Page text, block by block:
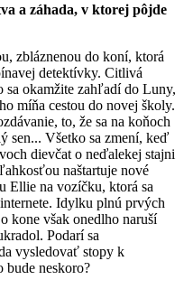
a záhada, v ktorej pôjde
zbláznenou do koní, ktorá
detektívky. Citlivá
sa okamžite zahľadí do Luny,
míňa cestou do novej školy.
to, že sa na koňoch
sen... Všetko sa zmení, keď
dievčat o neďalekej stajni
naštartuje nové
Ellie na vozíčku, ktorá sa
Idylku plnú prvých
kone však onedlho naruší
Podarí sa
vysledovať stopy k
bude neskoro?